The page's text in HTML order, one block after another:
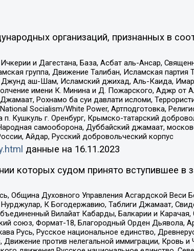
организаций, признанных в
и Дагестана, База, Асбат аль-Ансар,
группа, Движение Талибан, Исламская партия
аш-Шам, Исламский джихад, Аль-Каида,
имени К. Минина и Д. Пожарского, Аджр от
Рохнамо ба суи давлати исломи,
Socialism/White Power, Артподготовка,
Кушкуль г. Оренбург, Крымско-татарский
самооборона, Дуббайский джамаат,
Айдар, Русский добровольческий корпус
данные на 16.11.2023
которых судом принято вступившее в
Община Духовного Управления Асгардской Веси
К Богодержавию, Таблиги Джамаат,
Вилайат Кабарды, Балкарии и Карачая,
союз, Формат-18, Благородный Орден Дьявола,
Русь, Русское национальное единство,
против нелегальной иммиграции, Кровь и